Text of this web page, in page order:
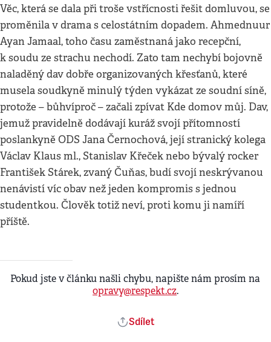
Věc, která se dala při troše vstřícnosti řešit domluvou, se
proměnila v drama s celostátním dopadem. Ahmednuur
Ayan Jamaal, toho času zaměstnaná jako recepční,
k soudu ze strachu nechodí. Zato tam nechybí bojovně
naladěný dav dobře organizovaných křesťanů, které
musela soudkyně minulý týden vykázat ze soudní síně,
protože – bůhvíproč – začali zpívat Kde domov můj. Dav,
jemuž pravidelně dodávají kuráž svojí přítomností
poslankyně ODS Jana Černochová, její stranický kolega
Václav Klaus ml., Stanislav Křeček nebo bývalý rocker
František Stárek, zvaný Čuňas, budí svojí neskrývanou
nenávistí víc obav než jeden kompromis s jednou
studentkou. Člověk totiž neví, proti komu ji namíří
příště.
Pokud jste v článku našli chybu, napište nám prosím na
opravy@respekt.cz.
Sdílet